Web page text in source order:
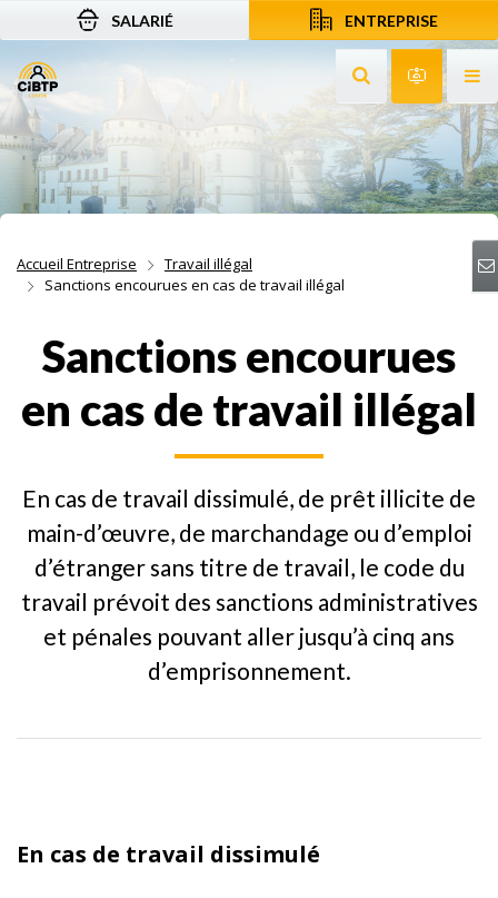
Aller au contenu
Aller à la recherche
Aller à la navigation
SALARIÉ ENTREPRISE
Rechercher sur
Accueil Entreprise
Travail illégal
Sanctions encourues en cas de travail illégal
Sanctions encourues
en cas de travail illégal
En cas de travail dissimulé, de prêt illicite de
main-d’œuvre, de marchandage ou d’emploi
d’étranger sans titre de travail, le code du
travail prévoit des sanctions administratives
et pénales pouvant aller jusqu’à cinq ans
d’emprisonnement.
En cas de travail dissimulé